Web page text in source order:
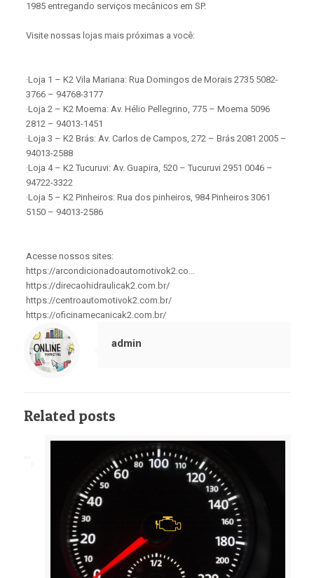
1985 entregando serviços mecânicos em SP.
Visite nossas lojas mais próximas a você:
·Loja 1 – K2 Vila Mariana: Rua Domingos de Morais 2735 5082-
3766 – 94768-3177
·Loja 2 – K2 Moema: Av. Hélio Pellegrino, 775 – Moema 5096
2812 – 94013-1451
·Loja 3 – K2 Brás: Av. Carlos de Campos, 272 – Brás 2081 2005 –
94013-2588
·Loja 4 – K2 Tucuruvi: Av. Guapira, 520 – Tucuruvi 2951 0046 –
94722-3322
·Loja 5 – K2 Pinheiros: Rua dos pinheiros, 984 Pinheiros 3061
5150 – 94013-2586
Acesse nossos sites:
https://arcondicionadoautomotivok2.co…
https://direcaohidraulicak2.com.br/
https://centroautomotivok2.com.br/
https://oficinamecanicak2.com.br/
admin
Related posts